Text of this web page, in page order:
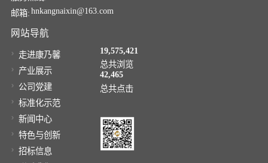
邮箱: hnkangnaixin@163.com
网站导航
走进康乃馨
产业展示
公司党建
标准化示范
新闻中心
特色与创新
招标信息
19,575,421
总共浏览
42,465
总共点击